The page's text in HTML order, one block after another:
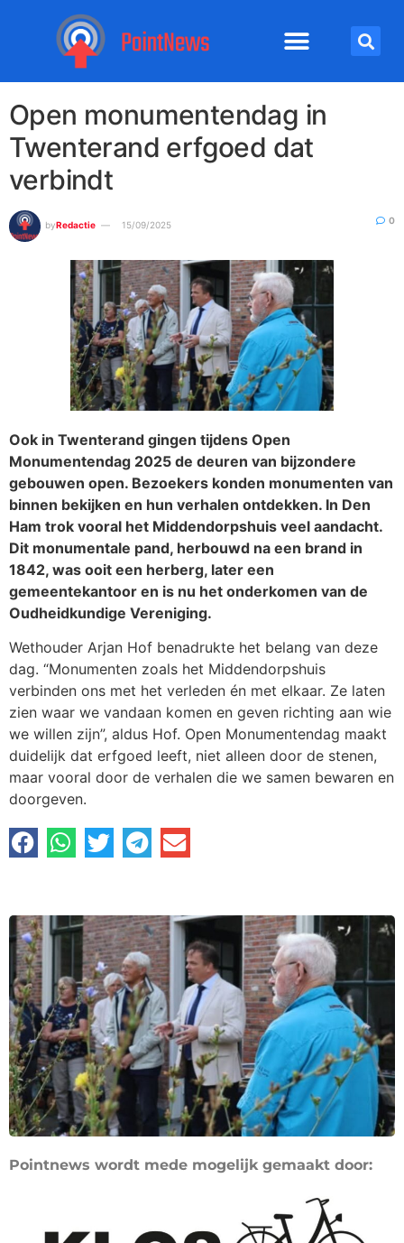
Open monumentendag in
Twenterand erfgoed dat
verbindt
byRedactie 15/09/2025 0
Ook in Twenterand gingen tijdens Open
Monumentendag 2025 de deuren van bijzondere
gebouwen open. Bezoekers konden monumenten van
binnen bekijken en hun verhalen ontdekken. In Den
Ham trok vooral het Middendorpshuis veel aandacht.
Dit monumentale pand, herbouwd na een brand in
1842, was ooit een herberg, later een
gemeentekantoor en is nu het onderkomen van de
Oudheidkundige Vereniging.
Wethouder Arjan Hof benadrukte het belang van deze
dag. “Monumenten zoals het Middendorpshuis
verbinden ons met het verleden én met elkaar. Ze laten
zien waar we vandaan komen en geven richting aan wie
we willen zijn”, aldus Hof. Open Monumentendag maakt
duidelijk dat erfgoed leeft, niet alleen door de stenen,
maar vooral door de verhalen die we samen bewaren en
doorgeven.
Pointnews wordt mede mogelijk gemaakt door: